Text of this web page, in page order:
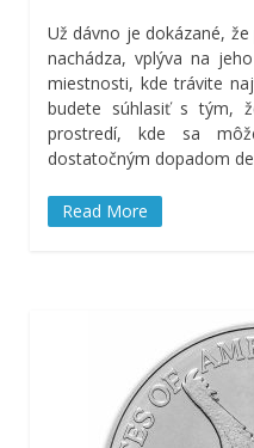
Už dávno je dokázané,
nachádza, vplýva na
miestnosti, kde trávite
budete súhlasiť s tým,
prostredí, kde sa
dostatočným dopadom
Read More